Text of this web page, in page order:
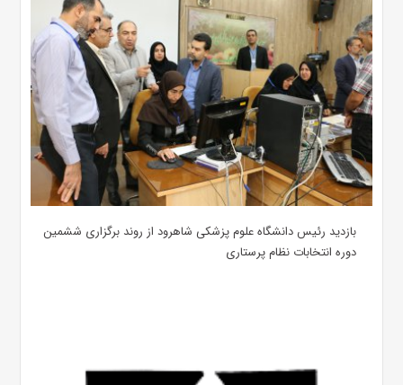
بازدید رئیس دانشگاه علوم پزشکی شاهرود از روند برگزاری ششمین
دوره انتخابات نظام پرستاری